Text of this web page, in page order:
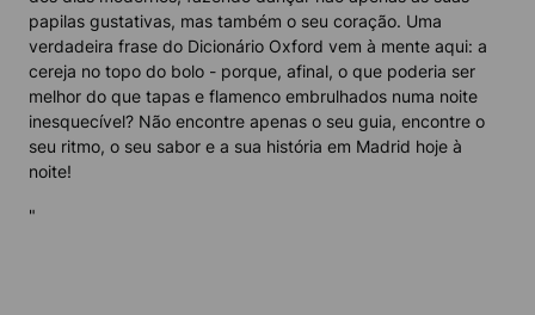
papilas gustativas, mas também o seu coração. Uma
verdadeira frase do Dicionário Oxford vem à mente aqui: a
cereja no topo do bolo - porque, afinal, o que poderia ser
melhor do que tapas e flamenco embrulhados numa noite
inesquecível? Não encontre apenas o seu guia, encontre o
seu ritmo, o seu sabor e a sua história em Madrid hoje à
noite!
"